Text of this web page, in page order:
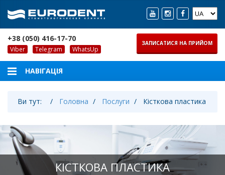
+38 (050) 416-17-70
Viber Telegram WhatsUp
ЗАПИСАТИСЯ НА ПРИЙОМ
Ви тут: Головна Послуги Кісткова пластика
КІСТКОВА ПЛАСТИКА